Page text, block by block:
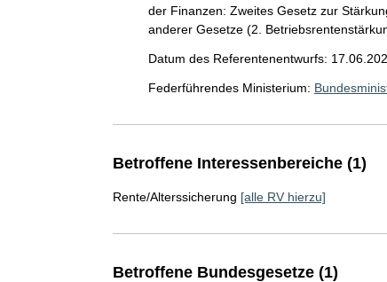
der Finanzen: Zweites Gesetz zur
anderer Gesetze (2.
Datum des Referentenentwurfs:
Federführendes Ministerium:
Betroffene Interessenbereiche (1)
Rente/Alterssicherung [alle RV hierzu]
Betroffene Bundesgesetze (1)